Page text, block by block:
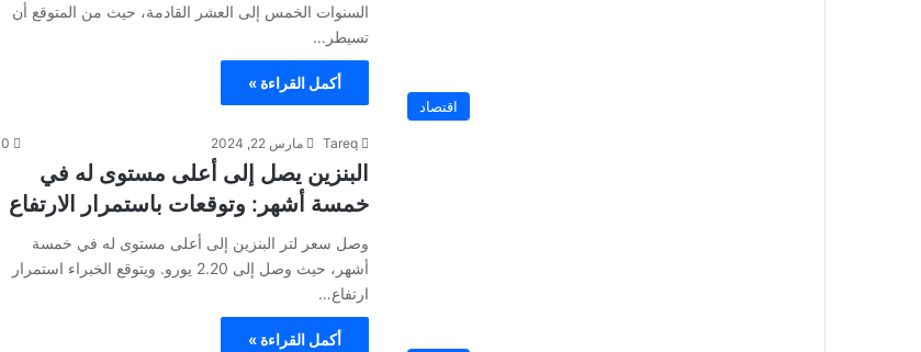
السنوات الخمس إلى العشر القادمة، حيث من المتوقع أن
تسيطر…
أكمل القراءة »
اقتصاد
Tareq مارس 22, 2024 0
البنزين يصل إلى أعلى مستوى له في
خمسة أشهر: وتوقعات باستمرار الارتفاع
وصل سعر لتر البنزين إلى أعلى مستوى له في خمسة
أشهر، حيث وصل إلى 2.20 يورو. ويتوقع الخبراء استمرار
ارتفاع…
أكمل القراءة »